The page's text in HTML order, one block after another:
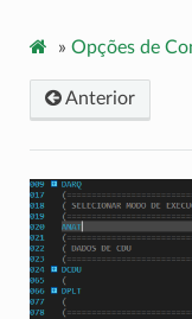
» Opções de
Anterior